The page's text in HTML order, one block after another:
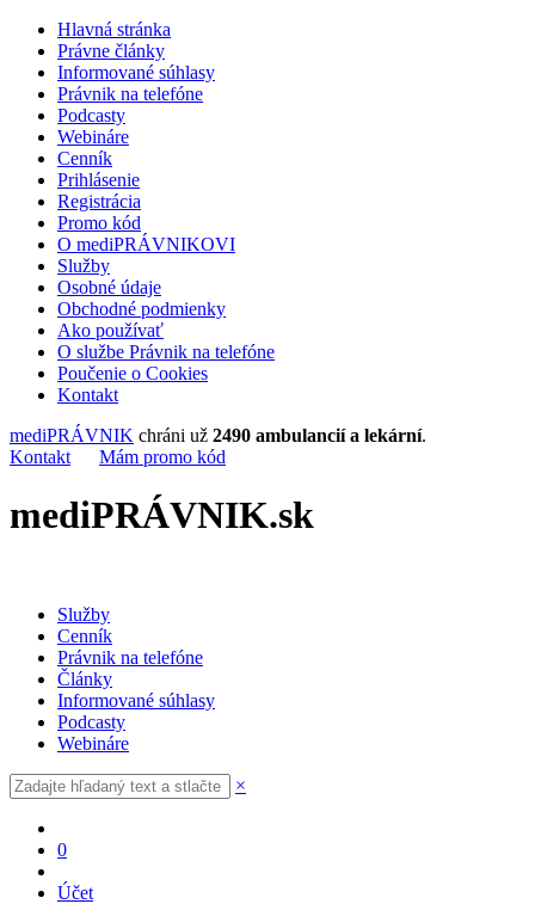
Hlavná stránka
Právne články
Informované súhlasy
Právnik na telefóne
Podcasty
Webináre
Cenník
Prihlásenie
Registrácia
Promo kód
O mediPRÁVNIKOVI
Služby
Osobné údaje
Obchodné podmienky
Ako používať
O službe Právnik na telefóne
Poučenie o Cookies
Kontakt
mediPRÁVNIK chráni už 2490 ambulancií a lekární.
Kontakt
Mám promo kód
mediPRÁVNIK.sk
Služby
Cenník
Právnik na telefóne
Články
Informované súhlasy
Podcasty
Webináre
×
0
Účet